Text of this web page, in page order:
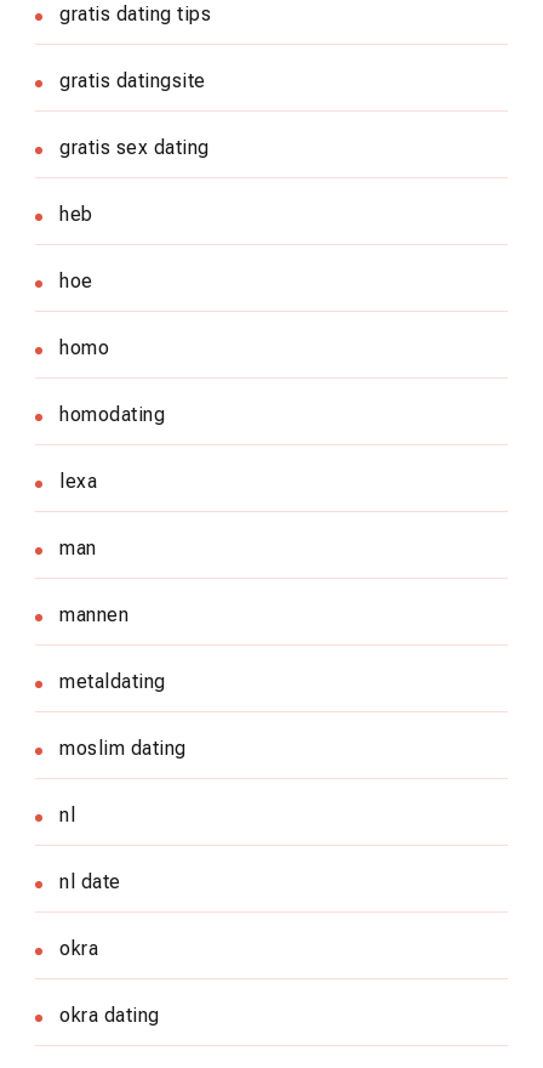
gratis dating tips
gratis datingsite
gratis sex dating
heb
hoe
homo
homodating
lexa
man
mannen
metaldating
moslim dating
nl
nl date
okra
okra dating